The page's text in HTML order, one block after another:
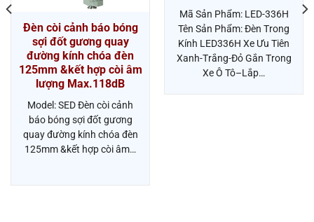
Đèn còi cảnh báo bóng
sợi đốt gương quay
đường kính chóa đèn
125mm &kết hợp còi âm
lượng Max.118dB
Model: SED Đèn còi cảnh
báo bóng sợi đốt gương
quay đường kính chóa đèn
125mm &kết hợp còi âm…
Mã Sản Phẩm: LED-336H
Tên Sản Phẩm: Đèn Trong
Kính LED336H Xe Ưu Tiên
Xanh-Trắng-Đỏ Gắn Trong
Xe Ô Tô–Lắp…